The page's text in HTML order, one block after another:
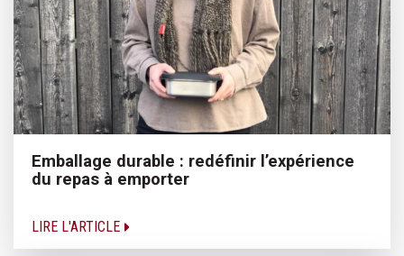
Emballage durable : redéfinir l’expérience
du repas à emporter
LIRE L'ARTICLE